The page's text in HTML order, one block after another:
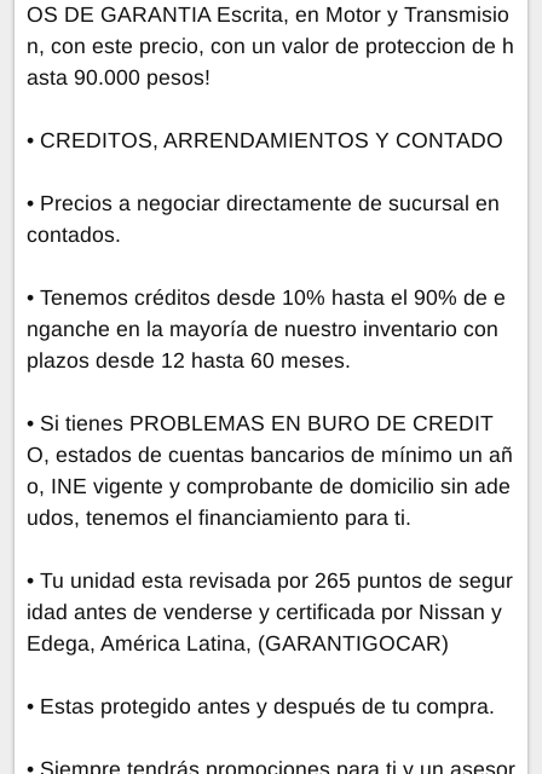
OS DE GARANTIA Escrita, en Motor y Transmisio
n, con este precio, con un valor de proteccion de h
asta 90.000 pesos!
• CREDITOS, ARRENDAMIENTOS Y CONTADO
• Precios a negociar directamente de sucursal en
contados.
• Tenemos créditos desde 10% hasta el 90% de e
nganche en la mayoría de nuestro inventario con
plazos desde 12 hasta 60 meses.
• Si tienes PROBLEMAS EN BURO DE CREDIT
O, estados de cuentas bancarios de mínimo un añ
o, INE vigente y comprobante de domicilio sin ade
udos, tenemos el financiamiento para ti.
• Tu unidad esta revisada por 265 puntos de segur
idad antes de venderse y certificada por Nissan y
Edega, América Latina, (GARANTIGOCAR)
• Estas protegido antes y después de tu compra.
• Siempre tendrás promociones para ti y un asesor